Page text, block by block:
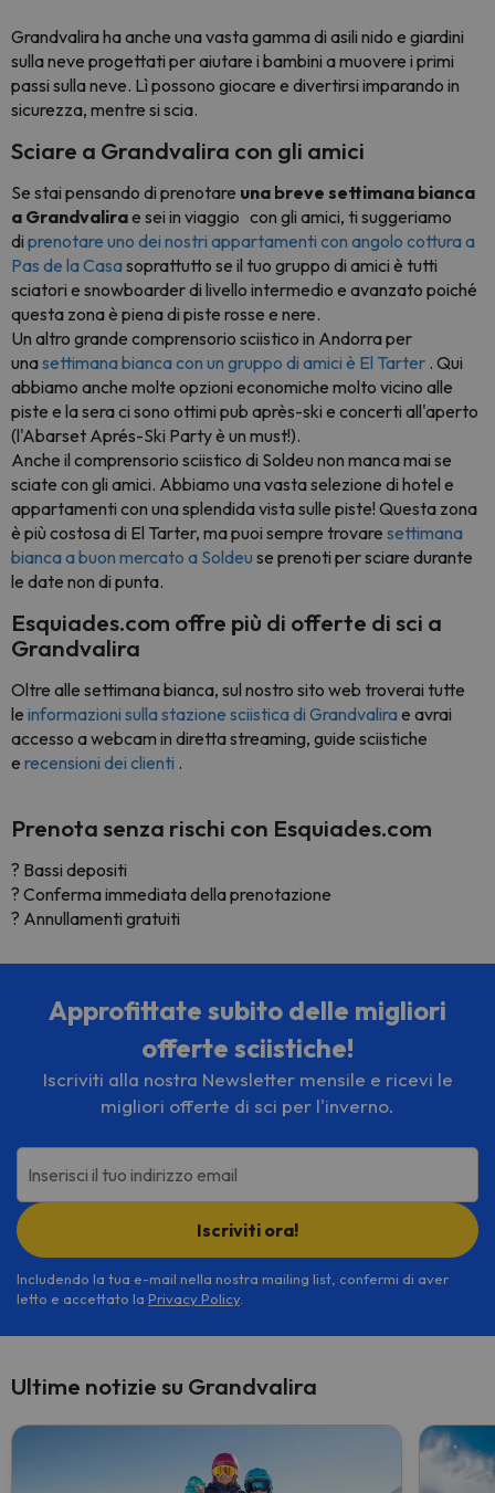
Grandvalira ha anche una vasta gamma di asili nido e giardini
sulla neve progettati per aiutare i bambini a muovere i primi
passi sulla neve. Lì possono giocare e divertirsi imparando in
sicurezza, mentre si scia.
Sciare a Grandvalira con gli amici
Se stai pensando di prenotare una breve settimana bianca
a Grandvalirae sei in viaggio con gli amici, ti suggeriamo
di prenotare uno dei nostri appartamenti con angolo cottura a
Pas de la Casasoprattutto se il tuo gruppo di amici è tutti
sciatori e snowboarder di livello intermedio e avanzato poiché
questa zona è piena di piste rosse e nere.
Un altro grande comprensorio sciistico in Andorra per
unasettimana bianca con un gruppo di amici è El Tarter . Qui
abbiamo anche molte opzioni economiche molto vicino alle
piste e la sera ci sono ottimi pub après-ski e concerti all'aperto
(l'Abarset Aprés-Ski Party è un must!).
Anche il comprensorio sciistico di Soldeu non manca mai se
sciate con gli amici. Abbiamo una vasta selezione di hotel e
appartamenti con una splendida vista sulle piste! Questa zona
è più costosa di El Tarter, ma puoi sempre trovare settimana
bianca a buon mercato a Soldeu se prenoti per sciare durante
le date non di punta.
Esquiades.com offre più di offerte di sci a
Grandvalira
Oltre alle settimana bianca, sul nostro sito web troverai tutte
le informazioni sulla stazione sciistica di Grandvalirae avrai
accesso a webcam in diretta streaming, guide sciistiche
e recensioni dei clienti .
Prenota senza rischi con Esquiades.com
? Bassi depositi
? Conferma immediata della prenotazione
? Annullamenti gratuiti
Approfittate subito delle migliori
offerte sciistiche!
Iscriviti alla nostra Newsletter mensile e ricevi le
migliori offerte di sci per l'inverno.
Inserisci il tuo indirizzo email
Iscriviti ora!
Includendo la tua e-mail nella nostra mailing list, confermi di aver
letto e accettato la Privacy Policy.
Ultime notizie su Grandvalira